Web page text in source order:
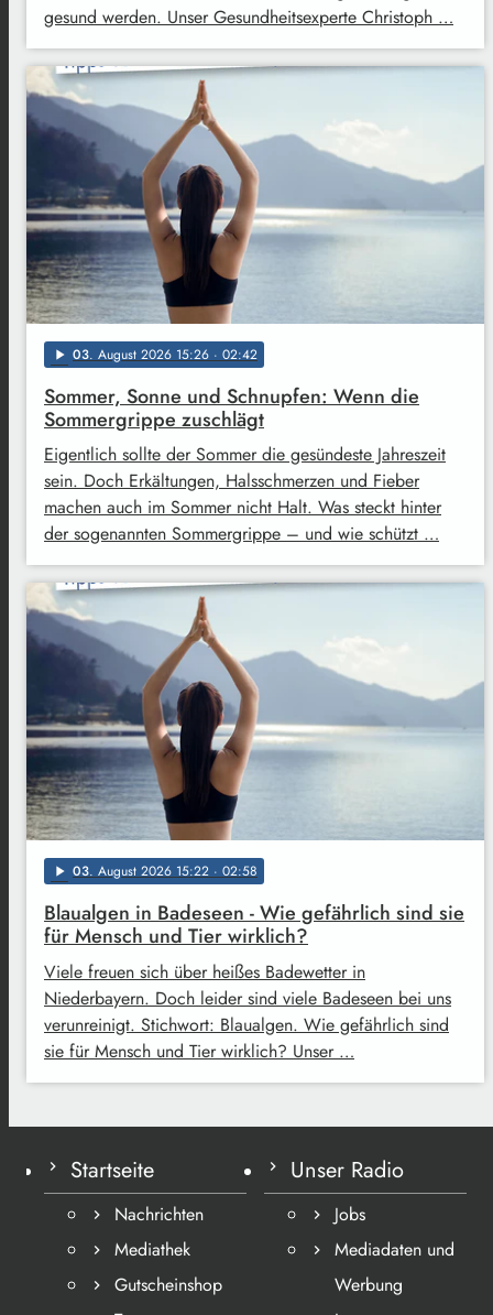
gesund werden. Unser Gesundheitsexperte Christoph …
play_arrow 03. August 2026 15:26 · 02:42
Sommer, Sonne und Schnupfen: Wenn die
Sommergrippe zuschlägt
Eigentlich sollte der Sommer die gesündeste Jahreszeit
sein. Doch Erkältungen, Halsschmerzen und Fieber
machen auch im Sommer nicht Halt. Was steckt hinter
der sogenannten Sommergrippe – und wie schützt …
play_arrow 03. August 2026 15:22 · 02:58
Blaualgen in Badeseen - Wie gefährlich sind sie
für Mensch und Tier wirklich?
Viele freuen sich über heißes Badewetter in
Niederbayern. Doch leider sind viele Badeseen bei uns
verunreinigt. Stichwort: Blaualgen. Wie gefährlich sind
sie für Mensch und Tier wirklich? Unser …
Startseite
Nachrichten
Mediathek
Gutscheinshop
Unser Radio
Jobs
Mediadaten und
Werbung